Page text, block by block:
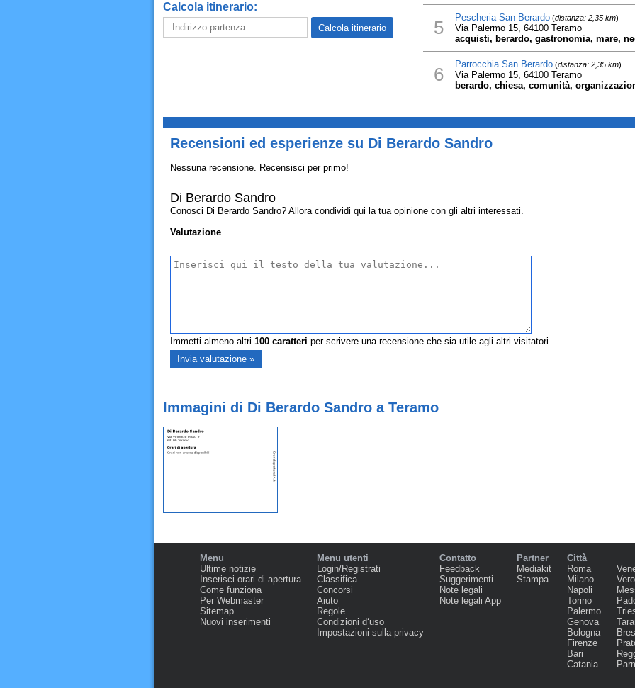
Calcola itinerario:
5 Pescheria San Berardo(distanza: 2,35 km)
Via Palermo 15, 64100 Teramo
acquisti, berardo, gastronomia, mare,
6 Parrocchia San Berardo(distanza: 2,35 km)
Via Palermo 15, 64100 Teramo
berardo, chiesa, comunità,
Recensioni ed esperienze su Di Berardo Sandro
Nessuna recensione. Recensisci per primo!
Di Berardo Sandro
Conosci Di Berardo Sandro? Allora condividi qui la tua opinione con gli altri interessati.
Valutazione
Immetti almeno altri 100caratteri per scrivere una recensione che sia utile agli altri visitatori.
Immagini di Di Berardo Sandro a Teramo
Menu
Ultime notizie
Inserisci orari di apertura
Come funziona
Per Webmaster
Sitemap
Nuovi inserimenti
Menu utenti
Login/Registrati
Classifica
Concorsi
Aiuto
Regole
Condizioni d‘uso
Impostazioni sulla privacy
Contatto
Feedback
Suggerimenti
Note legali
Note legali App
Partner
Mediakit
Stampa
Città
Roma
Milano
Napoli
Torino
Palermo
Genova
Bologna
Firenze
Bari
Catania